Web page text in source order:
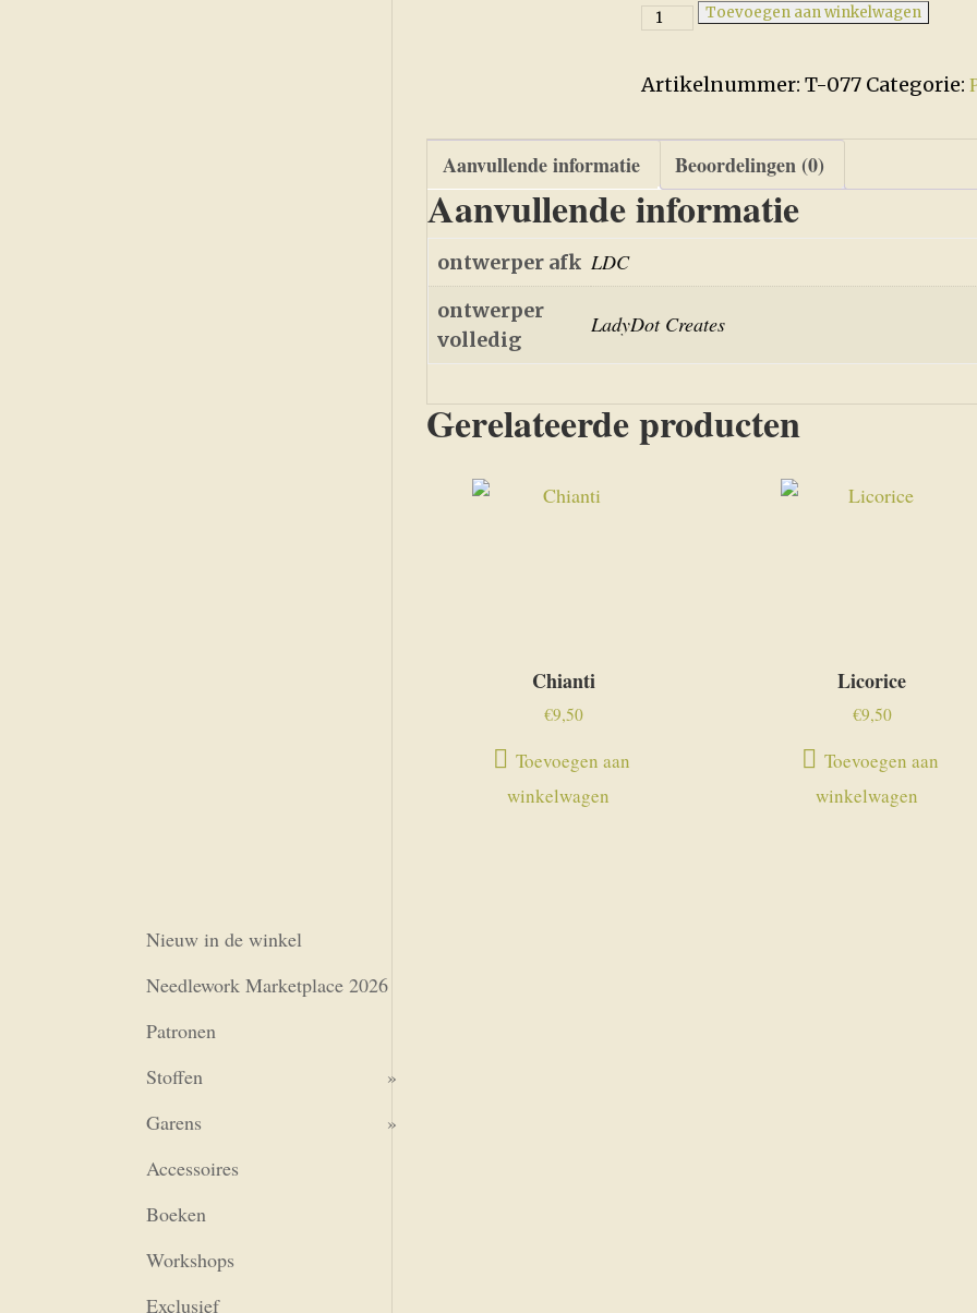
MotherlodeToevoegen aan winkelwagen
Artikelnummer: T-077 Categorie:
Aanvullende informatie Beoordelingen (0)
Aanvullende informatie
ontwerper afk LDC
ontwerper
volledig
LadyDot Creates
Gerelateerde producten
Chianti
€9,50
Toevoegen aan
winkelwagen
Licorice
€9,50
Toevoegen aan
winkelwagen
Nieuw in de winkel
Needlework Marketplace 2026
Patronen
Stoffen
Garens
Accessoires
Boeken
Workshops
Exclusief